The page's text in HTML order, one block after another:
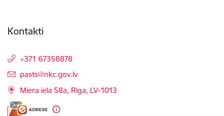
Kontakti
+371 67358878
E-pasts:
pasts@nkc.gov.lv
Miera iela 58a, Rīga, LV-1013